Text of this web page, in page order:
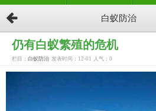
白蚁防治
仍有白蚁繁殖的危机
栏目： 白蚁防治 发表时间：12-01 人气： 0